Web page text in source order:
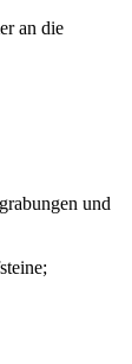
an die
und